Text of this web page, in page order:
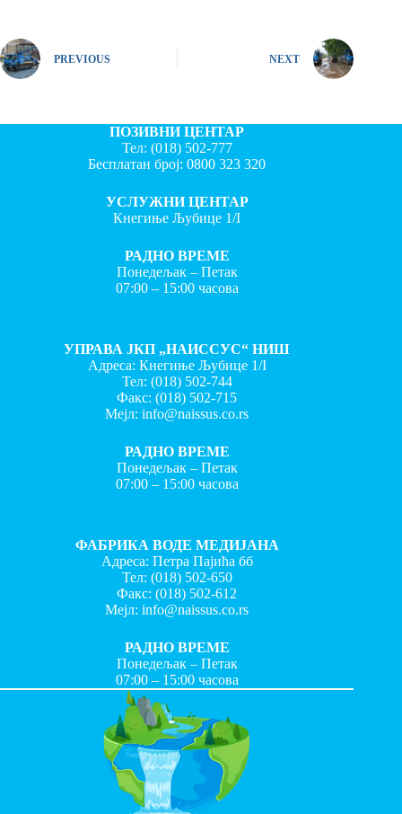
PREVIOUS NEXT
ПОЗИВНИ ЦЕНТАР
Тел: (018) 502-777
Бесплатан број:0800 323 320
УСЛУЖНИ ЦЕНТАР
Кнегиње Љубице 1/I
РАДНО ВРЕМЕ
Понедељак – Петак
07:00 – 15:00 часова
УПРАВА ЈКП „НАИССУС“ НИШ
Адреса: Кнегиње Љубице 1/I
Тел: (018) 502-744
Факс:(018) 502-715
Мејл:info@naissus.co.rs
РАДНО ВРЕМЕ
Понедељак – Петак
07:00 – 15:00 часова
ФАБРИКА ВОДЕ МЕДИЈАНА
Адреса: Петра Пајића бб
Тел: (018) 502-650
Факс:(018) 502-612
Мејл:info@naissus.co.rs
РАДНО ВРЕМЕ
Понедељак – Петак
07:00 – 15:00 часова